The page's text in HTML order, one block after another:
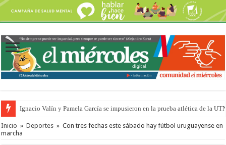
Ignacio Valín y Pamela García se impusieron en la prueba atlética de la
Traigo el litoral en mi canción: 100 años de Aníbal Sampayo
Inicio » Deportes » Con tres fechas este sábado hay fútbol uruguayense en
marcha